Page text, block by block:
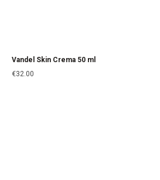
Vandel Skin Crema 50 ml
€32.00